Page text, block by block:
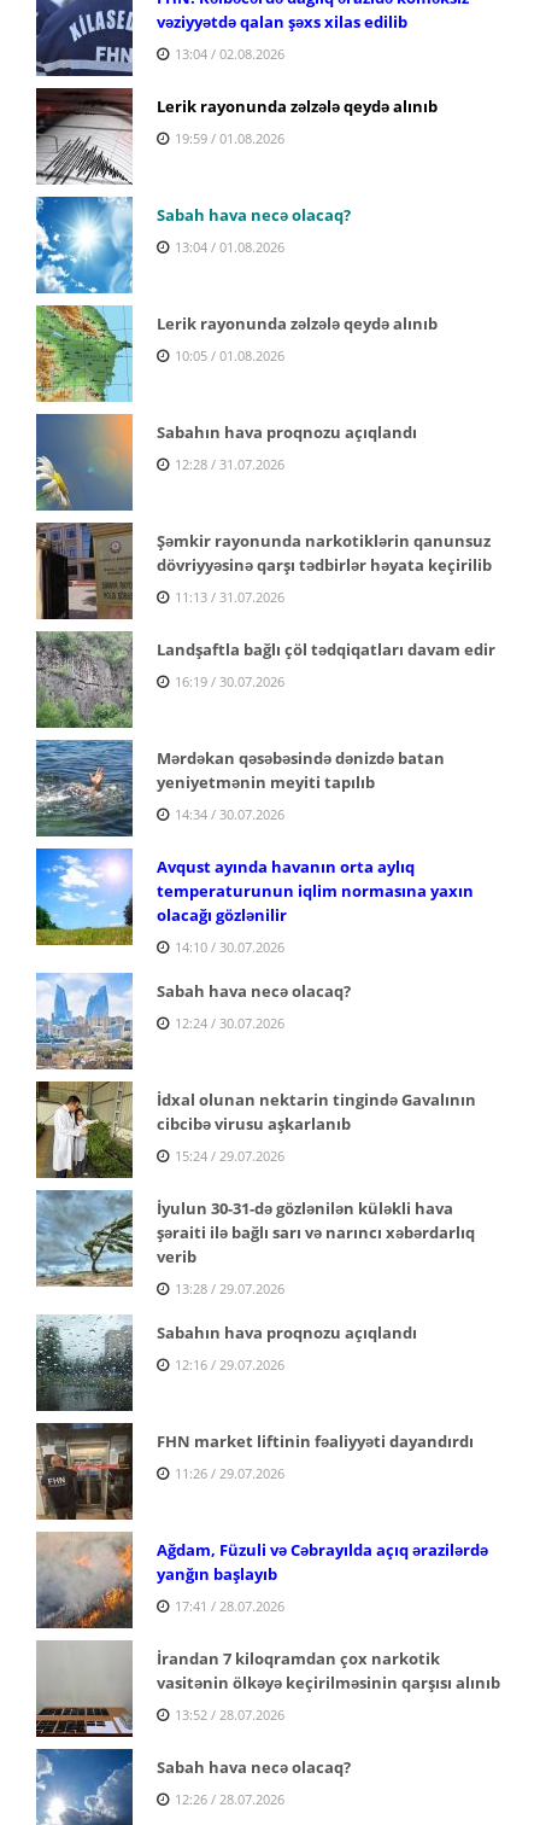
vəziyyətdə qalan şəxs xilas edilib
13:04 / 02.08.2026
Lerik rayonunda zəlzələ qeydə alınıb
19:59 / 01.08.2026
Sabah hava necə olacaq?
13:04 / 01.08.2026
Lerik rayonunda zəlzələ qeydə alınıb
10:05 / 01.08.2026
Sabahın hava proqnozu açıqlandı
12:28 / 31.07.2026
Şəmkir rayonunda narkotiklərin qanunsuz
dövriyyəsinə qarşı tədbirlər həyata keçirilib
11:13 / 31.07.2026
Landşaftla bağlı çöl tədqiqatları davam edir
16:19 / 30.07.2026
Mərdəkan qəsəbəsində dənizdə batan
yeniyetmənin meyiti tapılıb
14:34 / 30.07.2026
Avqust ayında havanın orta aylıq
temperaturunun iqlim normasına yaxın
olacağı gözlənilir
14:10 / 30.07.2026
Sabah hava necə olacaq?
12:24 / 30.07.2026
İdxal olunan nektarin tingində Gavalının
cibcibə virusu aşkarlanıb
15:24 / 29.07.2026
İyulun 30-31-də gözlənilən küləkli hava
şəraiti ilə bağlı sarı və narıncı xəbərdarlıq
verib
13:28 / 29.07.2026
Sabahın hava proqnozu açıqlandı
12:16 / 29.07.2026
FHN market liftinin fəaliyyəti dayandırdı
11:26 / 29.07.2026
Ağdam, Füzuli və Cəbrayılda açıq ərazilərdə
yanğın başlayıb
17:41 / 28.07.2026
İrandan 7 kiloqramdan çox narkotik
vasitənin ölkəyə keçirilməsinin qarşısı alınıb
13:52 / 28.07.2026
Sabah hava necə olacaq?
12:26 / 28.07.2026